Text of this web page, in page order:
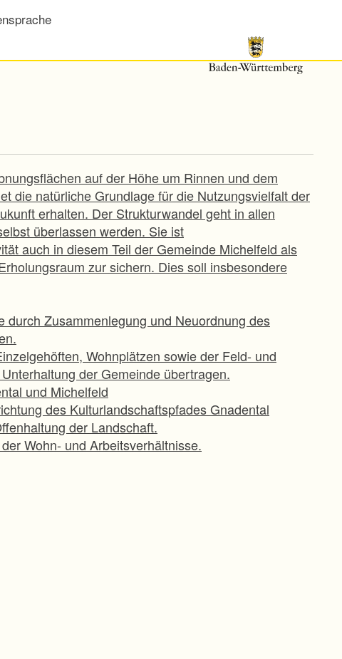
auf der Höhe um Rinnen und dem
die natürliche Grundlage für die Nutzungsvielfalt der
erhalten. Der Strukturwandel geht in allen
überlassen werden. Sie ist
auch in diesem Teil der Gemeinde Michelfeld als
zur sichern. Dies soll insbesondere
Zusammenlegung und Neuordnung des
Wohnplätzen sowie der Feld- und
der Gemeinde übertragen.
und Michelfeld
des Kulturlandschaftspfades Gnadental
der Landschaft.
Wohn- und Arbeitsverhältnisse.